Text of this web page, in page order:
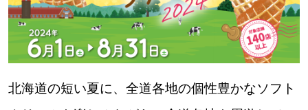
北海道の短い夏に、全道各地の個性豊かなソフト